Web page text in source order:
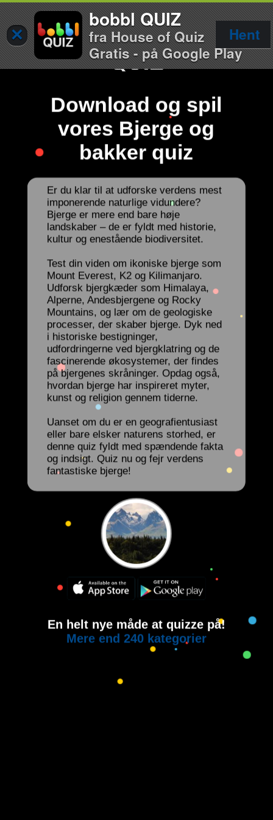
×
bobbl QUIZ
fra House of Quiz
Gratis - på Google Play
Hent
Download og spil
vores Bjerge og
bakker quiz
Er du klar til at udforske verdens mest
imponerende naturlige vidundere?
Bjerge er mere end bare høje
landskaber – de er fyldt med historie,
kultur og enestående biodiversitet.
Test din viden om ikoniske bjerge som
Mount Everest, K2 og Kilimanjaro.
Udforsk bjergkæder som Himalaya,
Alperne, Andesbjergene og Rocky
Mountains, og lær om de geologiske
processer, der skaber bjerge. Dyk ned
i historiske bestigninger,
udfordringerne ved bjergklatring og de
fascinerende økosystemer, der findes
på bjergenes skråninger. Opdag også,
hvordan bjerge har inspireret myter,
kunst og religion gennem tiderne.
Uanset om du er en geografientusiast
eller bare elsker naturens storhed, er
denne quiz fyldt med spændende fakta
og indsigt. Quiz nu og fejr verdens
fantastiske bjerge!
En helt nye måde at quizze på!
Mere end 240 kategorier